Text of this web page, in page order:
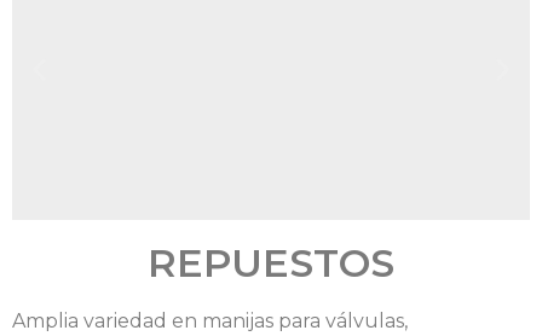
REPUESTOS
Amplia variedad en manijas para válvulas,